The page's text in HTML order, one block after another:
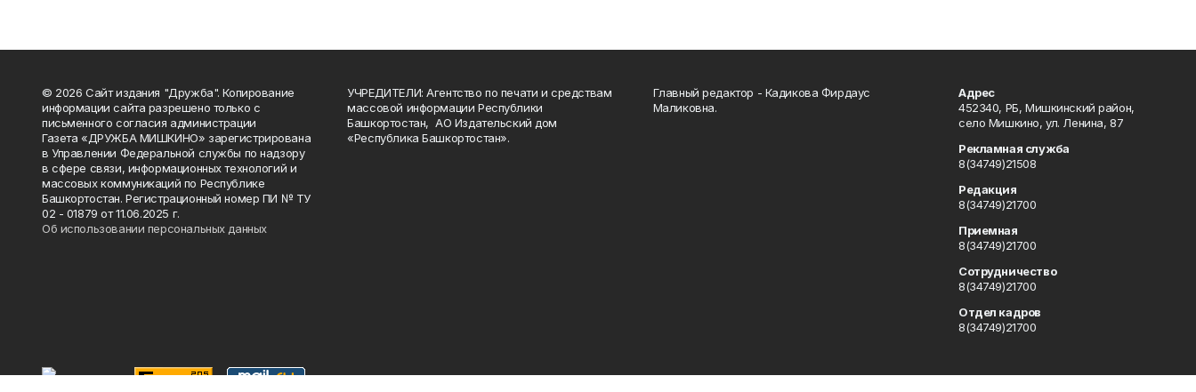
© 2026 Сайт издания "Дружба". Копирование
информации сайта разрешено только с
письменного согласия администрации
Газета «ДРУЖБА МИШКИНО» зарегистрирована
в Управлении Федеральной службы по надзору
в сфере связи, информационных технологий и
массовых коммуникаций по Республике
Башкортостан. Регистрационный номер ПИ № ТУ
02 - 01879 от 11.06.2025 г.
Об использовании персональных данных
УЧРЕДИТЕЛИ: Агентство по печати и средствам
массовой информации Республики
Башкортостан, АО Издательский дом
«Республика Башкортостан».
Главный редактор - Кадикова Фирдаус
Маликовна.
Адрес
452340, РБ, Мишкинский район,
село Мишкино, ул. Ленина, 87
Рекламная служба
8(34749)21508
Редакция
8(34749)21700
Приемная
8(34749)21700
Сотрудничество
8(34749)21700
Отдел кадров
8(34749)21700